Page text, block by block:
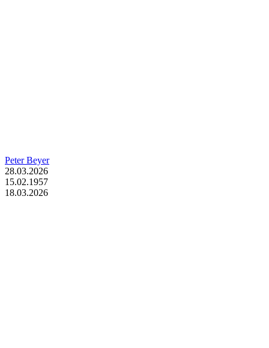
Peter Beyer
28.03.2026
15.02.1957
18.03.2026